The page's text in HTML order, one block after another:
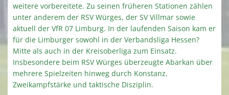
weitere vorbereitete. Zu seinen früheren Stationen zählen
unter anderem der RSV Würges, der SV Villmar sowie
aktuell der VfR 07 Limburg. In der laufenden Saison kam er
für die Limburger sowohl in der Verbandsliga Hessen?
Mitte als auch in der Kreisoberliga zum Einsatz.
Insbesondere beim RSV Würges überzeugte Abarkan über
mehrere Spielzeiten hinweg durch Konstanz,
Zweikampfstärke und taktische Disziplin.